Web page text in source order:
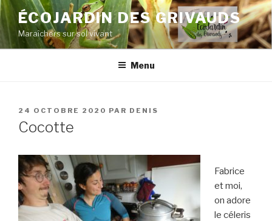
Aller
au
contenu
principal
ÉCOJARDIN DES GRIVAUDS
Maraîchers sur sol vivant
Menu
PUBLIÉ
LE
24 OCTOBRE 2020 PAR DENIS
Cocotte
Fabrice
et moi,
on adore
le céleris